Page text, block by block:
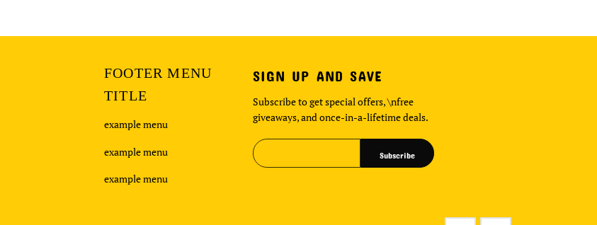
FOOTER MENU
TITLE
example menu
example menu
example menu
SIGN UP AND SAVE
Subscribe to get special offers, \nfree
giveaways, and once-in-a-lifetime deals.
Subscribe